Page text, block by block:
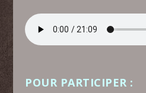
POUR PARTICIPER :